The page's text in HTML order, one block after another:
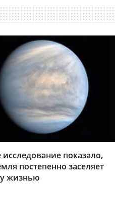
показало,
постепенно заселяет
жизнью